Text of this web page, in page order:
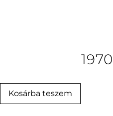
Kosárba teszem